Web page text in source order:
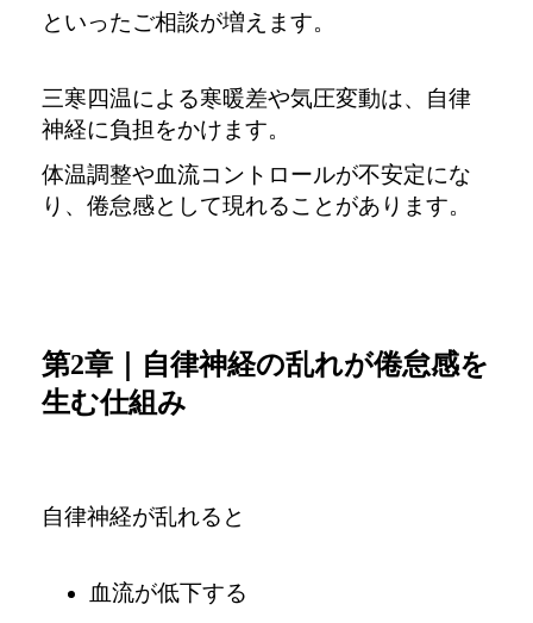
といったご相談が増えます。
三寒四温による寒暖差や気圧変動は、自律
神経に負担をかけます。
体温調整や血流コントロールが不安定にな
り、 倦怠感として現れることがあります。
第2章｜自律神経の乱れが倦怠感を
生む仕組み
自律神経が乱れると
血流が低下する